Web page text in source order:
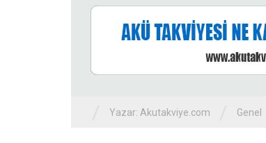
Yazar: Akutakviye.com Genel